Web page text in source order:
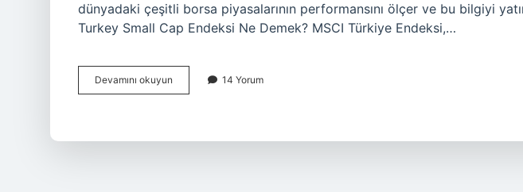
dünyadaki çeşitli borsa piyasalarının performansını ölçer ve bu bilgiyi
Turkey Small Cap Endeksi Ne Demek? MSCI Türkiye Endeksi,…
Devamını okuyun
Hisse
14 Yorum